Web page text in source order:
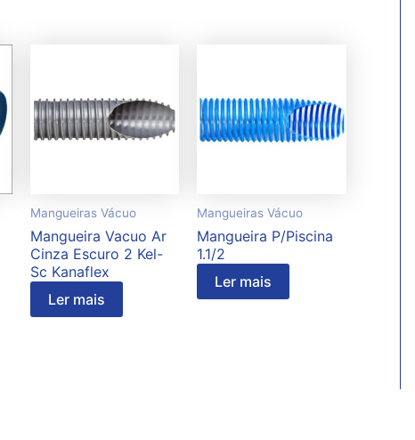
Mangueiras Vácuo
Mangueira Vacuo Ar
Cinza Escuro 2 Kel-
Sc Kanaflex
Ler mais
Mangueiras Vácuo
Mangueira P/Piscina
1.1/2
Ler mais